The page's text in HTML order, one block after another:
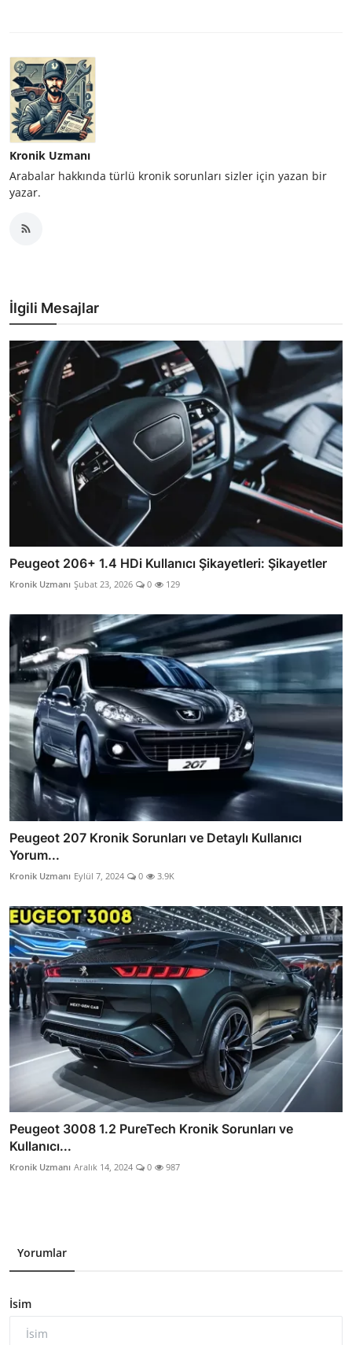
Kronik Uzmanı
Arabalar hakkında türlü kronik sorunları sizler için yazan bir
yazar.
İlgili Mesajlar
Peugeot 206+ 1.4 HDi Kullanıcı Şikayetleri: Şikayetler
Kronik Uzmanı Şubat 23, 2026 0 129
Peugeot 207 Kronik Sorunları ve Detaylı Kullanıcı
Yorum...
Kronik Uzmanı Eylül 7, 2024 0 3.9K
Peugeot 3008 1.2 PureTech Kronik Sorunları ve
Kullanıcı...
Kronik Uzmanı Aralık 14, 2024 0 987
Yorumlar
İsim